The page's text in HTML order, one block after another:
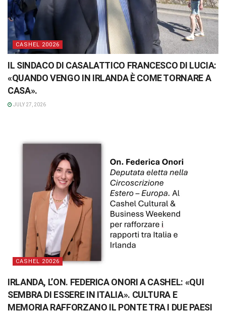
CASHEL 20026
IL SINDACO DI CASALATTICO FRANCESCO DI LUCIA:
«QUANDO VENGO IN IRLANDA È COME TORNARE A
CASA».
JULY 27, 2026
CASHEL 20026
IRLANDA, L’ON. FEDERICA ONORI A CASHEL: «QUI
SEMBRA DI ESSERE IN ITALIA». CULTURA E
MEMORIA RAFFORZANO IL PONTE TRA I DUE PAESI